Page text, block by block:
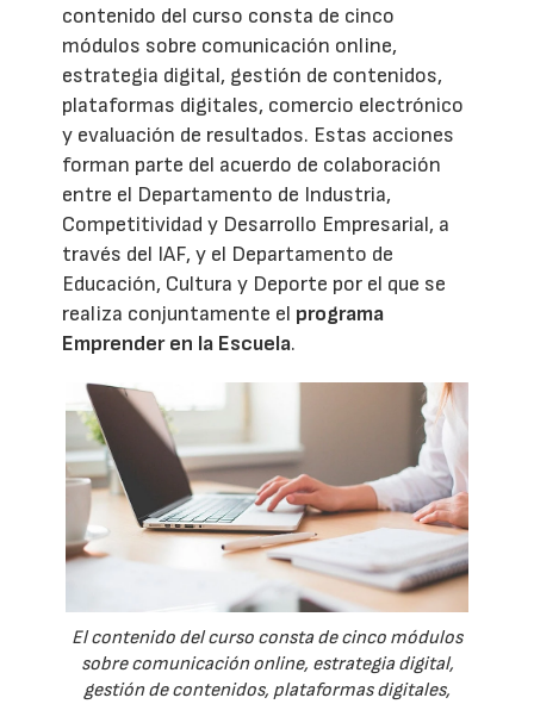
contenido del curso consta de cinco
módulos sobre comunicación online,
estrategia digital, gestión de contenidos,
plataformas digitales, comercio electrónico
y evaluación de resultados. Estas acciones
forman parte del acuerdo de colaboración
entre el Departamento de Industria,
Competitividad y Desarrollo Empresarial, a
través del IAF, y el Departamento de
Educación, Cultura y Deporte por el que se
realiza conjuntamente el programa
Emprender en la Escuela.
El contenido del curso consta de cinco módulos
sobre comunicación online, estrategia digital,
gestión de contenidos, plataformas digitales,